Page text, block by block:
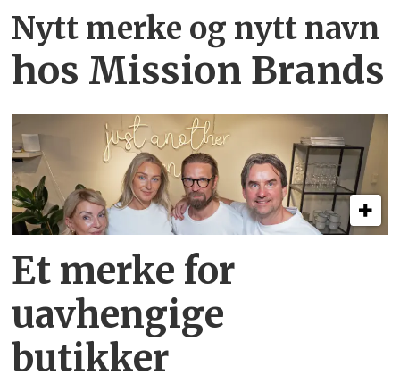
Nytt merke og nytt navn
hos Mission Brands
Et merke for
uavhengige
butikker